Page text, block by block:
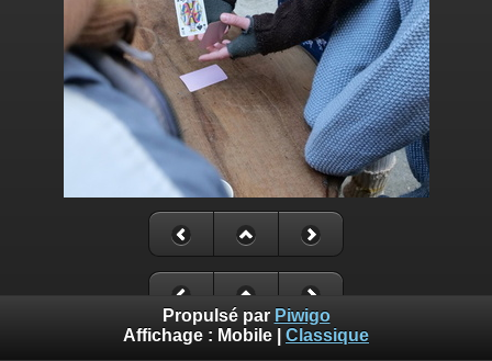
Propulsé par Piwigo
Affichage : Mobile Classique